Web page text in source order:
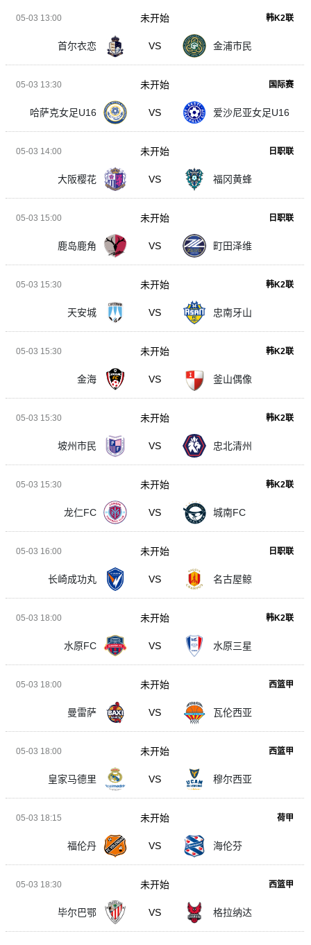
05-03 13:00 韩K2联
首尔衣恋 VS 金浦市民
未开始
05-03 13:30 国际赛
哈萨克女足U16 VS 爱沙尼亚女足U16
未开始
05-03 14:00 日职联
大阪樱花 VS 福冈黄蜂
未开始
05-03 15:00 日职联
鹿岛鹿角 VS 町田泽维
未开始
05-03 15:30 韩K2联
天安城 VS 忠南牙山
未开始
05-03 15:30 韩K2联
金海 VS 釜山偶像
未开始
05-03 15:30 韩K2联
坡州市民 VS 忠北清州
未开始
05-03 15:30 韩K2联
龙仁FC VS 城南FC
未开始
05-03 16:00 日职联
长崎成功丸 VS 名古屋鲸
未开始
05-03 18:00 韩K2联
水原FC VS 水原三星
未开始
05-03 18:00 西篮甲
曼雷萨 VS 瓦伦西亚
未开始
05-03 18:00 西篮甲
皇家马德里 VS 穆尔西亚
未开始
05-03 18:15 荷甲
福伦丹 VS 海伦芬
未开始
05-03 18:30 西篮甲
毕尔巴鄂 VS 格拉纳达
未开始